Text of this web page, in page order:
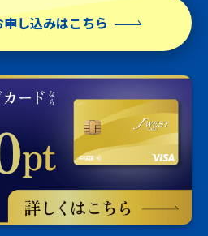
し込みはこちら